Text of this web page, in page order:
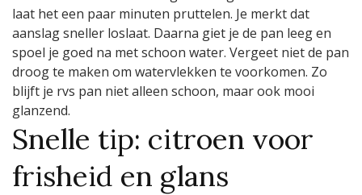
laat het een paar minuten pruttelen. Je merkt dat
aanslag sneller loslaat. Daarna giet je de pan leeg en
spoel je goed na met schoon water. Vergeet niet de pan
droog te maken om watervlekken te voorkomen. Zo
blijft je rvs pan niet alleen schoon, maar ook mooi
glanzend.
Snelle tip: citroen voor
frisheid en glans